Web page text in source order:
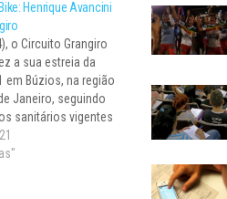
Henrique Avancini
o Circuito Grangiro
a sua estreia da
em Búzios, na região
Janeiro, seguindo
sanitários vigentes
(covid-19).
do evento foi a